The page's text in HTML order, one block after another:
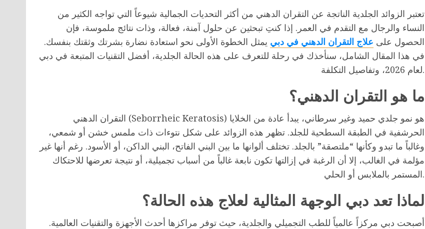
تعتبر الزوائد الجلدية الناتجة عن التقران الدهني من أكثر التحديات الجمالية شيوعاً التي تواجه الكثير من
النساء والرجال مع التقدم في العمر. إذا كنتِ تبحثين عن حلول آمنة، فعالة، وذات نتائج ملموسة، فإن
الحصول على علاج التقران الدهني في دبي يمثل الخطوة الأولى نحو استعادة نضارة بشرتك وثقتك بنفسك.
في هذا المقال الشامل، سنأخذك في رحلة للتعرف على هذه الحالة الجلدية، أفضل التقنيات المتبعة في دبي
لعام 2026، وتفاصيل التكلفة.
ما هو التقران الدهني؟
التقران الدهني (Seborrheic Keratosis) هو نمو جلدي حميد وغير سرطاني، يبدأ عادة من الخلايا
الحرشفية في الطبقة السطحية للجلد. تظهر هذه الزوائد على شكل نتوءات ذات ملمس خشن أو شمعي،
وغالباً ما تبدو وكأنها “ملتصقة” بالجلد. تختلف ألوانها ما بين البني الفاتح، البني الداكن، أو الأسود. رغم أنها غير
مؤلمة في الغالب، إلا أن الرغبة في إزالتها تكون نابعة غالباً من أسباب تجميلية، أو نتيجة تعرضها للاحتكاك
المستمر بالملابس أو الحلي.
لماذا تعد دبي الوجهة المثالية لعلاج هذه الحالة؟
أصبحت دبي مركزاً عالمياً للطب التجميلي والجلدية، حيث توفر مراكزها أحدث الأجهزة والتقنيات العالمية.